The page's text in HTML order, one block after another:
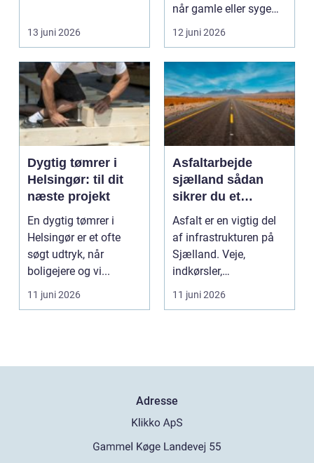
13 juni 2026
når gamle eller syge
træer skaber...
12 juni 2026
Dygtig tømrer i
Helsingør: til dit
næste projekt
En dygtig tømrer i
Helsingør er et ofte
søgt udtryk, når
boligejere og vi...
11 juni 2026
Asfaltarbejde
sjælland sådan
sikrer du et
holdbart resultat
Asfalt er en vigtig del
af infrastrukturen på
Sjælland. Veje,
indkørsler,
parkeringspladser og
stier...
11 juni 2026
Adresse